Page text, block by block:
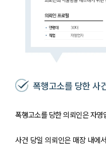
폭행고소를 당한 사
폭행고소를 당한 의뢰인은 자
사건 당일 의뢰인은 매장 내에